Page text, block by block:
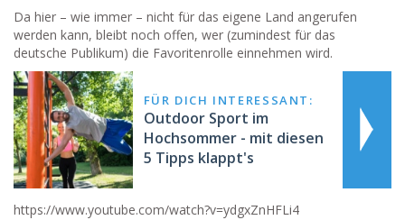
Da hier – wie immer – nicht für das eigene Land angerufen
werden kann, bleibt noch offen, wer (zumindest für das
deutsche Publikum) die Favoritenrolle einnehmen wird.
FÜR DICH INTERESSANT:
Outdoor Sport im
Hochsommer - mit diesen
5 Tipps klappt's
https://www.youtube.com/watch?v=ydgxZnHFLi4